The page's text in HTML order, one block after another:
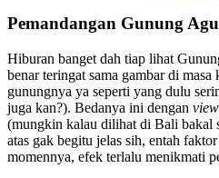
Pemandangan Gunung
Hiburan banget dah tiap lihat
benar teringat sama gambar di
gunungnya ya seperti yang dulu
juga kan?). Bedanya ini dengan view
(mungkin kalau dilihat di Bali bakal
atas gak begitu jelas sih, entah
momennya, efek terlalu menikmati